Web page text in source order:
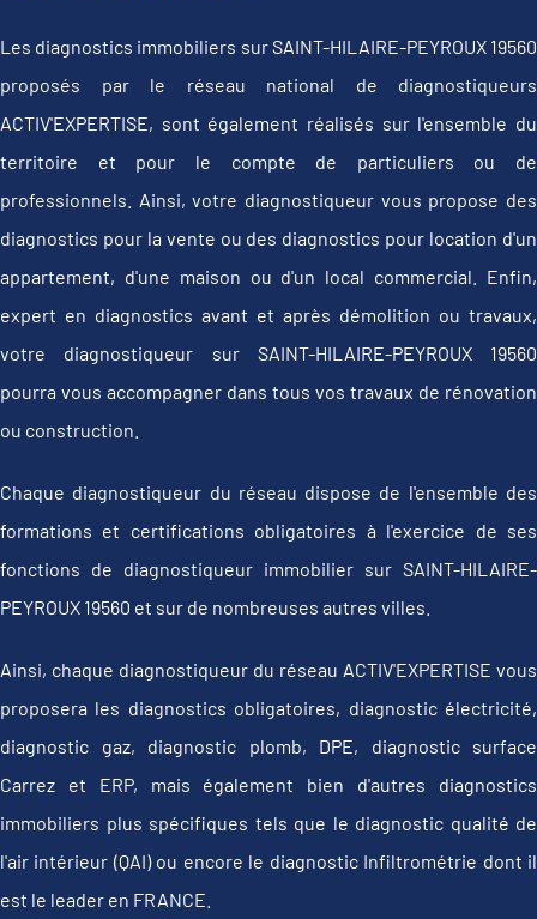
Les diagnostics immobiliers sur SAINT-HILAIRE-PEYROUX 19560
proposés par le réseau national de diagnostiqueurs
ACTIV'EXPERTISE, sont également réalisés sur l'ensemble du
territoire et pour le compte de particuliers ou de
professionnels. Ainsi, votre diagnostiqueur vous propose des
diagnostics pour la vente ou des diagnostics pour location d'un
appartement, d'une maison ou d'un local commercial. Enfin,
expert en diagnostics avant et après démolition ou travaux,
votre diagnostiqueur sur SAINT-HILAIRE-PEYROUX 19560
pourra vous accompagner dans tous vos travaux de rénovation
ou construction.
Chaque diagnostiqueur du réseau dispose de l'ensemble des
formations et certifications obligatoires à l'exercice de ses
fonctions de diagnostiqueur immobilier sur SAINT-HILAIRE-
PEYROUX 19560 et sur de nombreuses autres villes.
Ainsi, chaque diagnostiqueur du réseau ACTIV'EXPERTISE vous
proposera les diagnostics obligatoires, diagnostic électricité,
diagnostic gaz, diagnostic plomb, DPE, diagnostic surface
Carrez et ERP, mais également bien d'autres diagnostics
immobiliers plus spécifiques tels que le diagnostic qualité de
l'air intérieur (QAI) ou encore le diagnostic Infiltrométrie dont il
est le leader en FRANCE.